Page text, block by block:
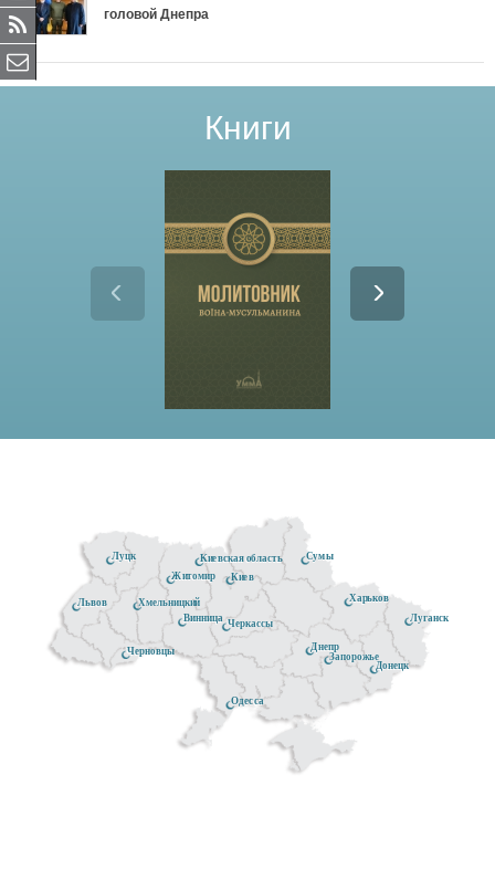
головой Днепра
Книги
Черкассы
Черновцы
Сумы
Луганск
Одесса
Донецк
Киев
Днепр
Киевская область
Запорожье
Житомир
Винница
Хмельницкий
Луцк
Львов Харьков